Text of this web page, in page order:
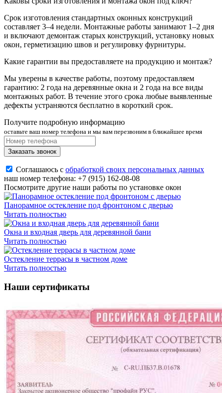
Срок изготовления стандартных оконных конструкций
составляет 3–4 недели. Монтажные работы занимают 1–2 дня
и включают демонтаж старых конструкций, установку новых
окон, герметизацию швов и регулировку фурнитуры.
Какие гарантии вы предоставляете на продукцию и монтаж?
Мы уверены в качестве работы, поэтому предоставляем
гарантию: 2 года на деревянные окна и 2 года на все виды
монтажных работ. В течение этого срока любые выявленные
дефекты устраняются бесплатно в короткий срок.
Получите подробную информацию
оставьте ваш номер телефона и мы вам перезвоним в ближайшее время
Заказать звонок
Соглашаюсь с обработкой своих персональных данных
наш номер телефона: +7 (915) 162-08-08
Посмотрите другие наши работы по установке окон
Панорамное остекление под фронтоном с дверью
Читать полностью
Окна и входная дверь для деревянной бани
Читать полностью
Остекление террасы в частном доме
Читать полностью
Наши сертификаты